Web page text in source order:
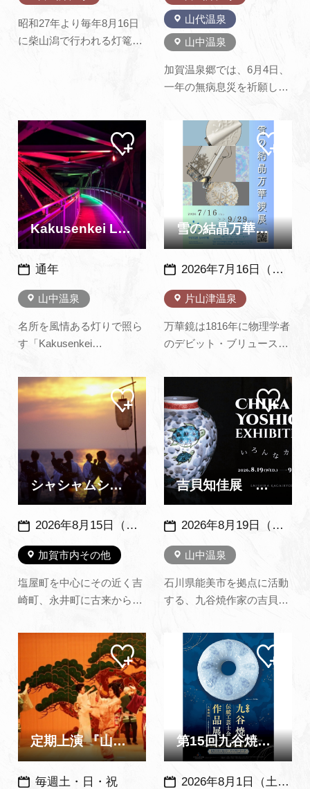
昭和27年より毎年8月16日
に柴山潟で行われる灯篭流
「灯篭流し」で統一してい
ます
山代温泉
山中温泉
加賀温泉郷では、6月4日、
一年の無病息災を祈願し、
各温泉で行われます。山代
温泉では、毎年6月4日から
5日の2日間に亘り勇壮に繰
り広げられます。 祭りの初
日、若者たちが菖蒲を俵に
詰め込んだ神輿を担ぎ、温
泉街をかけ声も勇ましく練
り…
Kakusenkei Light
山中温泉
通年
名所を風情ある灯りで照ら
す「Kakusenkei
公園内が九谷五彩をイメー
ジした色合いで幻想的にラ
イトアップされ、夜のまち
歩きがさらに楽しめます。
山中温泉の新しいインスタ
映えスポットです！（山中
温泉観光協会ホームページ
より）※ 日…
マイ
ペー
ジに
追加
雪の結晶万華鏡展 ～中谷宇吉郎 雪の科学館～
片山津温泉
2026年7月16日（木）～9月29日（火）
万華鏡は1816年に物理学者
のデビット・ブリュースタ
に世界中に広がりました。
近年ではアートとしての万
華鏡も多く作られていま
す。本展では雪の結晶のコ
レクターでもある万華鏡サ
ロンprismのいしこゆかさ
んのコレクションを中心に
マイ
ペー
ジに
追加
シャシャムシャ踊り
加賀市内その他
2026年8月15日（土）・16日（日） 例年：8月15日頃開催 ※荒天の場合延期・中止あり
塩屋町を中心にその近く吉
崎町、永井町に古来から伝
で、旧盆に祖先の霊を迎え
て踊り歌われます。 太鼓も
使わず、日本海の波の音を
伴奏に踊る姿に派手さはな
いが、素朴で心を打たれる
踊りです。 又、一説には蓮
如上人から教えられた…
マイ
ペー
ジに
追加
吉貝知佳展 いろんなカタチ ～ 加賀依緑園 ～
山中温泉
2026年8月19日（水）～9月16日（水）
石川県能美市を拠点に活動
する、九谷焼作家の吉貝知
緑園（加賀市）にて開催い
たします。染付けと和絵具
で上絵を施した酒器、器
類、ロクロ成形で制作した
様々な作品、インテリア作
品など、１２０点ほどの出
展を予定しております。ご
本人とっ…
マイ
ペー
ジに
追加
定期上演 『山中節 四季の舞』
毎週土・日・祝
マイ
ペー
ジに
追加
第15回九谷焼伝統工芸士会作品展 ～ 九谷焼美術館 ～
2026年8月1日（土）～10月11日（日）
マイ
ペー
ジに
追加